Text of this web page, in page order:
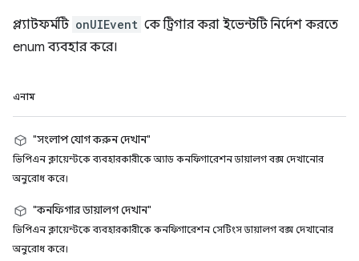
প্ল্যাটফর্মটি onUIEvent কে ট্রিগার করা ইভেন্টটি নির্দেশ করতে
enum ব্যবহার করে।
এনাম
"সংলাপ যোগ করুন দেখান"
ভিপিএন ক্লায়েন্টকে ব্যবহারকারীকে অ্যাড কনফিগারেশন ডায়ালগ বক্স দেখানোর
অনুরোধ করে।
"কনফিগার ডায়ালগ দেখান"
ভিপিএন ক্লায়েন্টকে ব্যবহারকারীকে কনফিগারেশন সেটিংস ডায়ালগ বক্স দেখানোর
অনুরোধ করে।